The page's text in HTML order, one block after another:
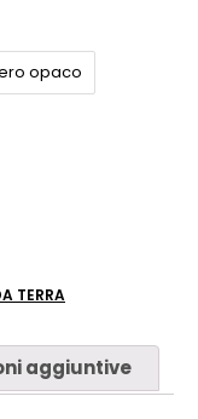
opaco
TERRA
aggiuntive